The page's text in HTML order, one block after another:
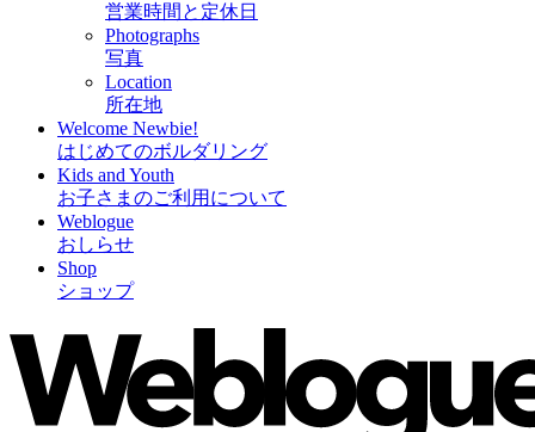
営業時間と定休日
Photographs
写真
Location
所在地
Welcome Newbie!
はじめてのボルダリング
Kids and Youth
お子さまのご利用について
Weblogue
おしらせ
Shop
ショップ